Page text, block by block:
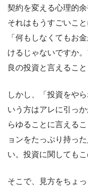
契約を変える心理的
それはもうすごいこ
「何もしなくてもお
けるじゃないですか
良の投資と言えるこ
しかし、「投資をや
いう方はアレに引っ
らゆることに言える
ョンをたっぷり持っ
い。投資に関しても
そこで、見方をちょ